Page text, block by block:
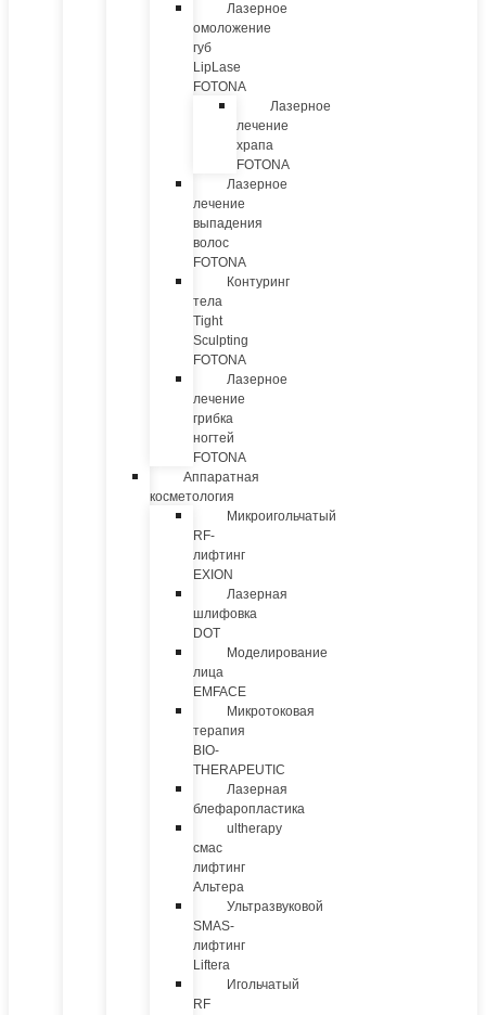
Лазерное
омоложение
губ
LipLase
FOTONA
Лазерное
лечение
храпа
FOTONA
Лазерное
лечение
выпадения
волос
FOTONA
Контуринг
тела
Tight
Sculpting
FOTONA
Лазерное
лечение
грибка
ногтей
FOTONA
Аппаратная
косметология
Микроигольчатый
RF-
лифтинг
EXION
Лазерная
шлифовка
DOT
Моделирование
лица
EMFACE
Микротоковая
терапия
BIO-
THERAPEUTIC
Лазерная
блефаропластика
ultherapy
смас
лифтинг
Альтера
Ультразвуковой
SMAS-
лифтинг
Liftera
Игольчатый
RF